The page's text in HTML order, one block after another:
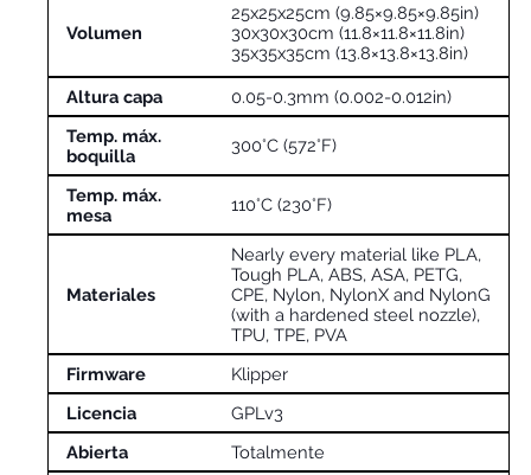
Volumen
25x25x25cm (9.85×9.85×9.85in)
30x30x30cm (11.8×11.8×11.8in)
35x35x35cm (13.8×13.8×13.8in)
Altura capa
0.05-0.3mm (0.002-0.012in)
Temp. máx.
boquilla
300°C (572°F)
Temp. máx.
mesa
110°C (230°F)
Materiales
Nearly every material like PLA,
Tough PLA, ABS, ASA, PETG,
CPE, Nylon, NylonX and NylonG
(with a hardened steel nozzle),
TPU, TPE, PVA
Firmware
Klipper
Licencia
GPLv3
Abierta
Totalmente